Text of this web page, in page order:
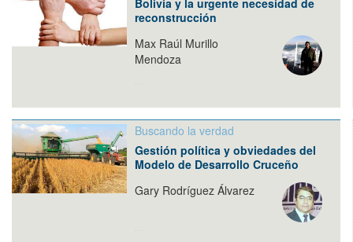
Bolivia y la urgente necesidad de
reconstrucción
Max Raúl Murillo
Mendoza
Buscando la verdad
Gestión política y obviedades del
Modelo de Desarrollo Cruceño
Gary Rodríguez Álvarez